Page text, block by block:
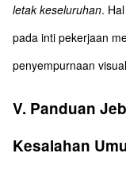
letak keseluruhan.
pada inti pekerjaan
penyempurnaan
V. Panduan
Kesalahan